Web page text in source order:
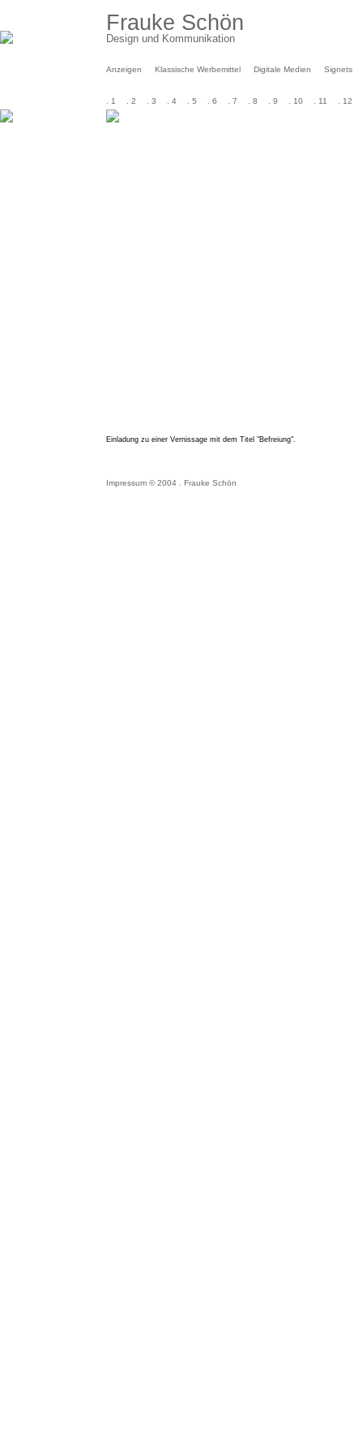
Frauke Schön
Design und Kommunikation
Anzeigen Klassische Werbemittel Digitale Medien Signets
. 1 . 2 . 3 . 4 . 5 . 6 . 7 . 8 . 9 . 10 . 11 . 12
Einladung zu einer Vernissage mit dem Titel "Befreiung".
Impressum © 2004 . Frauke Schön